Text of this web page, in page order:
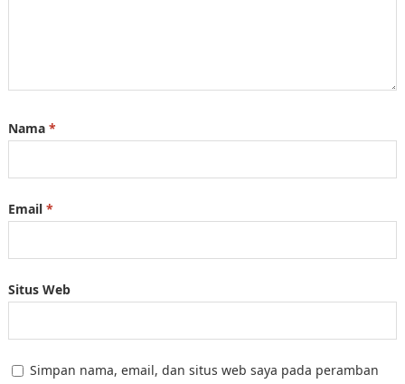
Nama *
Email *
Situs Web
Simpan nama, email, dan situs web saya pada peramban